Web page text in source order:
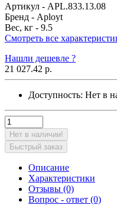
Артикул - APL.833.13.08
Бренд - Aployt
Вес, кг - 9.5
Смотреть все
Нашли дешевле ?
21 027.42 р.
Доступность: Нет в
Нет в наличии!
Быстрый заказ
Описание
Характеристики
Отзывы (0)
Вопрос - ответ (0)